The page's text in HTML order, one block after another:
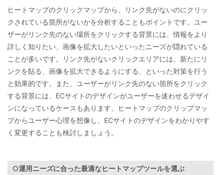
ヒートマップのクリックマップから、リンク先がないのにクリッ
クされている箇所がないかを分析することもポイントです。ユー
ザーがリンク先のない場所をクリックする背景には、情報をより
詳しく知りたい、画像を拡大したいといったニーズが隠れている
ことが多いです。リンク先がないクリックエリアには、新たにリ
ンクを貼る、画像を拡大できるようにする、といった対策を行う
と効果的です。また、ユーザーがリンク先のない箇所をクリック
する背景には、ECサイトのデザインがユーザーを迷わせるデザイ
ンになっているケースもあります。ヒートマップのクリップマッ
プからユーザー心理を想像し、ECサイトのデザインをわかりやす
く変更することも検討しましょう。
○運用ニーズに合った最適なヒートマップツールを選ぶ